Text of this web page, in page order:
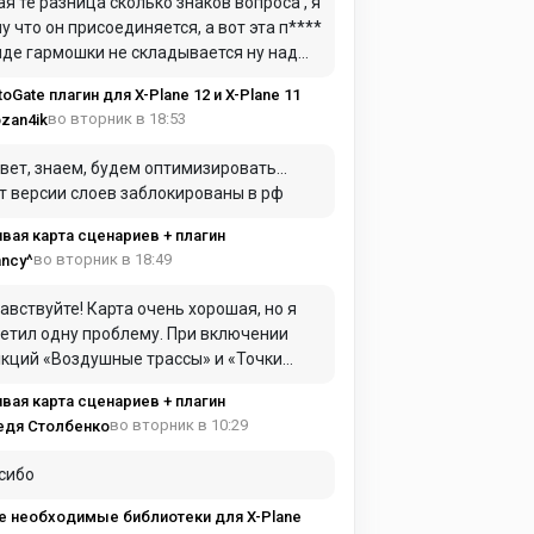
что он присоединяется, а вот эта п****
гармошки не складывается ну над
плагин для X-Plane 12 и X-Plane 11
во вторник в 18:53
знаем, будем оптимизировать…
версии слоев заблокированы в рф
карта сценариев + плагин
во вторник в 18:49
Карта очень хорошая, но я
одну проблему. При включении
«Воздушные трассы» и «Точки
оперативную память. Из-за этого
начинает сильно зависать и работать
карта сценариев + плагин
Столбенково вторник в 10:29
необходимые библиотеки для X-Plane